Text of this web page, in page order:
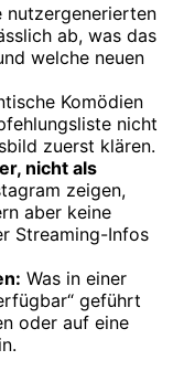
nutzergenerierten
ab, was das
welche neuen
Komödien
nicht
zuerst klären.
nicht als
zeigen,
aber keine
Streaming-Infos
Was in einer
geführt
oder auf eine